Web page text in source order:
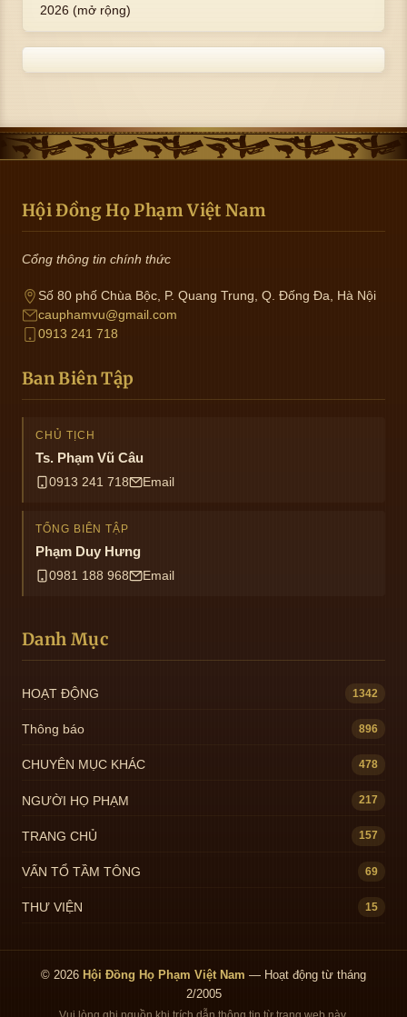
2026 (mở rộng)
Hội Đồng Họ Phạm Việt Nam
Cổng thông tin chính thức
Số 80 phố Chùa Bộc, P. Quang Trung, Q. Đống Đa, Hà Nội
cauphamvu@gmail.com
0913 241 718
Ban Biên Tập
CHỦ TỊCH
Ts. Phạm Vũ Câu
0913 241 718 Email
TỔNG BIÊN TẬP
Phạm Duy Hưng
0981 188 968 Email
Danh Mục
HOẠT ĐỘNG 1342
Thông báo 896
CHUYÊN MỤC KHÁC 478
NGƯỜI HỌ PHẠM 217
TRANG CHỦ 157
VẤN TỔ TẦM TÔNG 69
THƯ VIỆN 15
© 2026 Hội Đồng Họ Phạm Việt Nam — Hoạt động từ tháng
2/2005